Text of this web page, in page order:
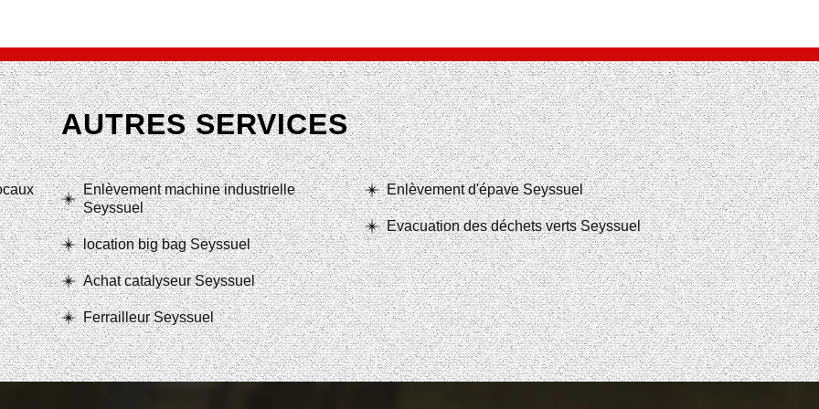
AUTRES SERVICES
Enlèvement machine industrielle
Seyssuel
location big bag Seyssuel
Achat catalyseur Seyssuel
Ferrailleur Seyssuel
Enlèvement d'épave Seyssuel
Evacuation des déchets verts Seyssuel